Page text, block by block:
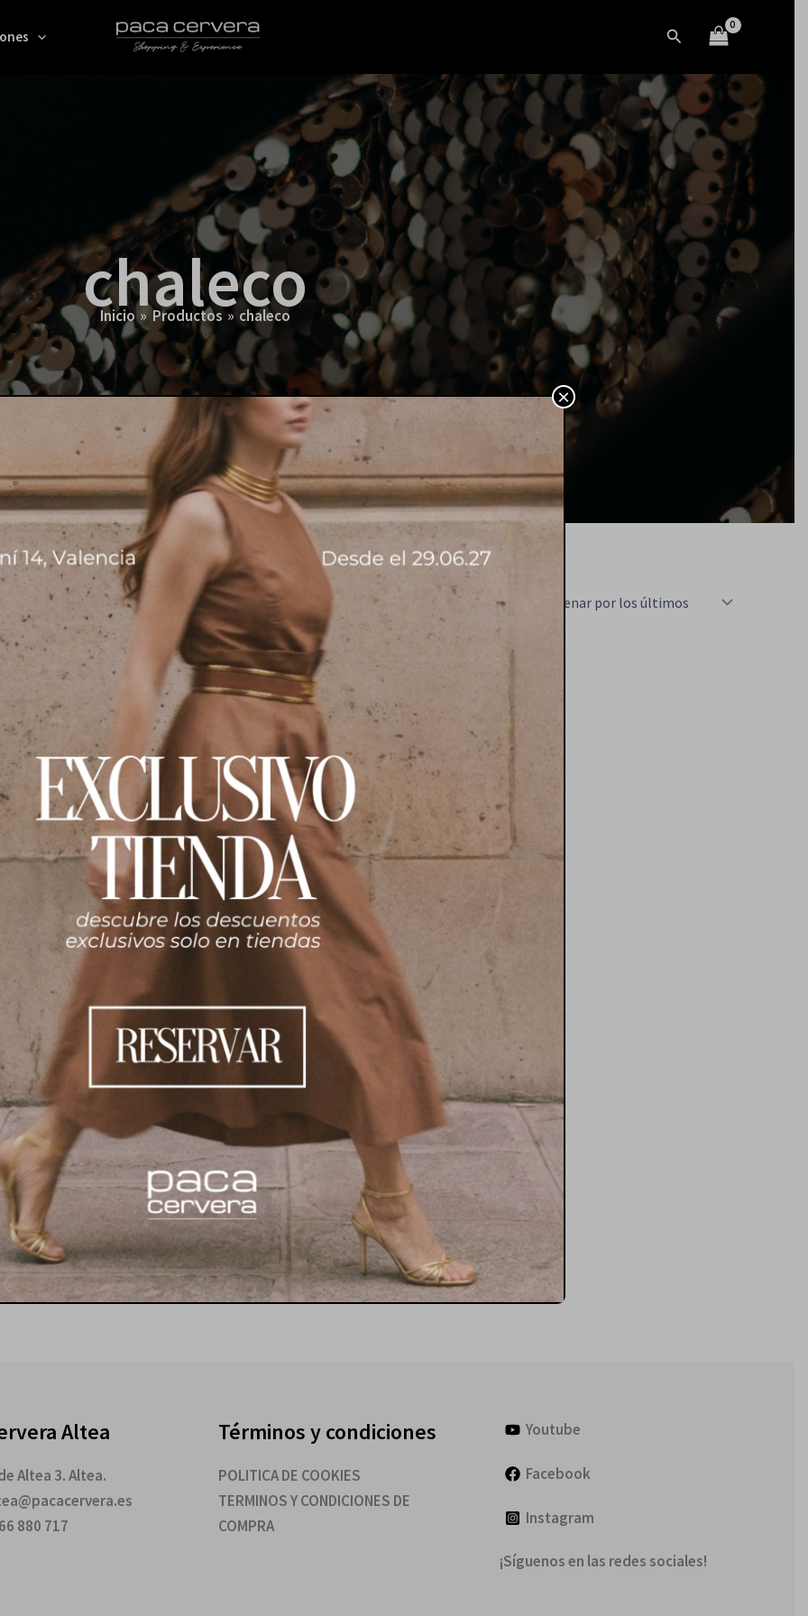
Buscar
chaleco
Inicio Productos chaleco
AGOTADO
chaleco
ante marrón chocolate
620.00 €
Altea
Altea 3. Altea.
880 717
Términos y condiciones
POLITICA DE COOKIES
TERMINOS Y CONDICIONES DE
COMPRA
Youtube
Facebook
Instagram
¡Síguenos en las redes sociales!
×